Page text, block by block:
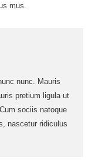
mus.
nunc. Mauris
pretium ligula ut
sociis natoque
nascetur ridiculus